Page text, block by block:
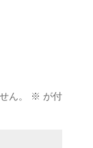
ん。 ※ が付